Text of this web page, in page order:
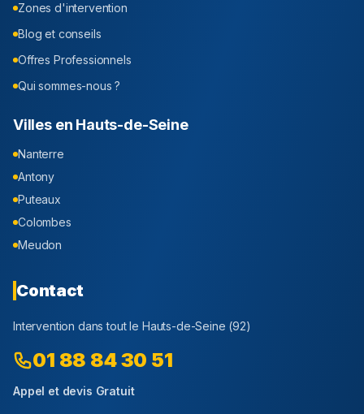
Zones d'intervention
Blog et conseils
Offres Professionnels
Qui sommes-nous ?
Villes en Hauts-de-Seine
Nanterre
Antony
Puteaux
Colombes
Meudon
Contact
Intervention dans tout le Hauts-de-Seine (92)
01 88 84 30 51
Appel et devis Gratuit